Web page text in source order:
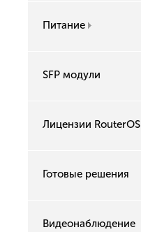
Питание
SFP модули
Лицензии RouterOS
Готовые решения
Видеонаблюдение